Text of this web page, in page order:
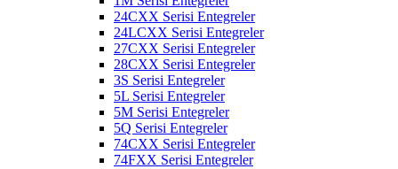
24CXX Serisi Entegreler
24LCXX Serisi Entegreler
27CXX Serisi Entegreler
28CXX Serisi Entegreler
3S Serisi Entegreler
5L Serisi Entegreler
5M Serisi Entegreler
5Q Serisi Entegreler
74CXX Serisi Entegreler
74FXX Serisi Entegreler